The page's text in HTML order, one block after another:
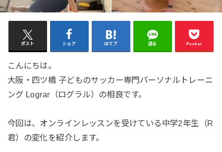
ポスト シェア はてブ 送る Pocket
こんにちは。
大阪・四ツ橋 子どものサッカー専門パーソナルトレーニ
ング Lograr（ログラル）の相良です。
今回は、オンラインレッスンを受けている中学2年生（R
君）の変化を紹介します。⁡